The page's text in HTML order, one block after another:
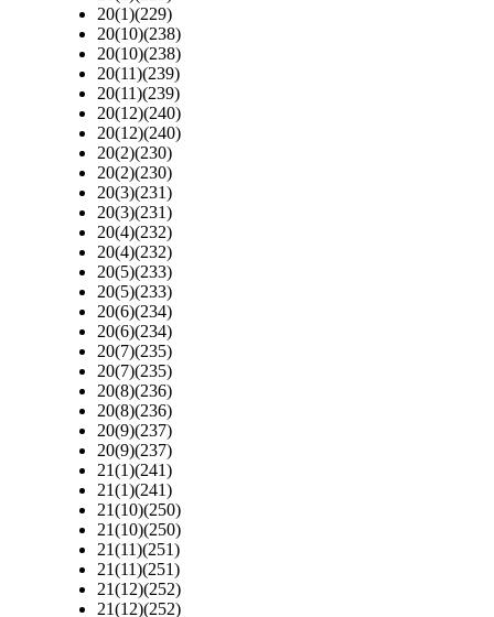
20(1)(229)
20(10)(238)
20(10)(238)
20(11)(239)
20(11)(239)
20(12)(240)
20(12)(240)
20(2)(230)
20(2)(230)
20(3)(231)
20(3)(231)
20(4)(232)
20(4)(232)
20(5)(233)
20(5)(233)
20(6)(234)
20(6)(234)
20(7)(235)
20(7)(235)
20(8)(236)
20(8)(236)
20(9)(237)
20(9)(237)
21(1)(241)
21(1)(241)
21(10)(250)
21(10)(250)
21(11)(251)
21(11)(251)
21(12)(252)
21(12)(252)